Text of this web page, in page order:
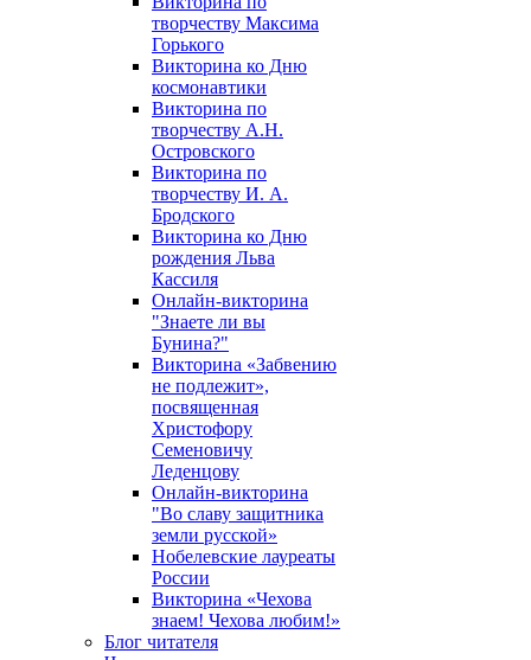
творчеству Максима
Горького
Викторина ко Дню
космонавтики
Викторина по
творчеству А.Н.
Островского
Викторина по
творчеству И. А.
Бродского
Викторина ко Дню
рождения Льва
Кассиля
Онлайн-викторина
"Знаете ли вы
Бунина?"
Викторина «Забвению
не подлежит»,
посвященная
Христофору
Семеновичу
Леденцову
Онлайн-викторина
"Во славу защитника
земли русской»
Нобелевские лауреаты
России
Викторина «Чехова
знаем! Чехова любим!»
Блог читателя